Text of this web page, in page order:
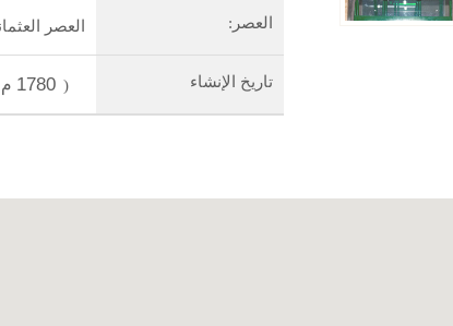
العصر: العصر
تاريخ الإنشاء ( 1780م